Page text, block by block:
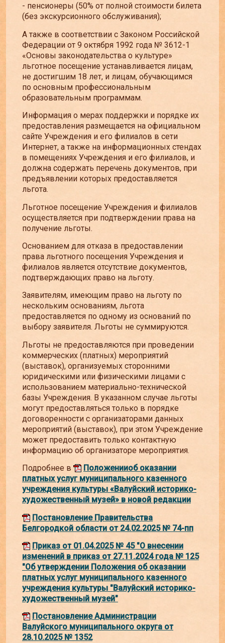
- пенсионеры (50% от полной стоимости билета
(без экскурсионного обслуживания);
А также в соответствии с Законом Российской
Федерации от 9 октября 1992 года № 3612-1
«Основы законодательства о культуре»
льготное посещение устанавливается лицам,
не достигшим 18 лет, и лицам, обучающимся
по основным профессиональным
образовательным программам.
Информация о мерах поддержки и порядке их
предоставления размещается на официальном
сайте Учреждения и его филиалов в сети
Интернет, а также на информационных стендах
в помещениях Учреждения и его филиалов, и
должна содержать перечень документов, при
предъявлении которых предоставляется
льгота.
Льготное посещение Учреждения и филиалов
осуществляется при подтверждении права на
получение льготы.
Основанием для отказа в предоставлении
права льготного посещения Учреждения и
филиалов является отсутствие документов,
подтверждающих право на льготу.
Заявителям, имеющим право на льготу по
нескольким основаниям, льгота
предоставляется по одному из оснований по
выбору заявителя. Льготы не суммируются.
Льготы не предоставляются при проведении
коммерческих (платных) мероприятий
(выставок), организуемых сторонними
юридическими или физическими лицами с
использованием материально-технической
базы Учреждения. В указанном случае льготы
могут предоставляться только в порядке
договоренности с организаторами данных
мероприятий (выставок), при этом Учреждение
может предоставить только контактную
информацию об организаторе мероприятия.
Подробнее в
Положенииоб оказании
платных услуг муниципального казенного
учреждения культуры «Валуйский историко-
художественный музей» в новой редакции
Постановление Правительства
Белгородкой области от 24.02.2025 № 74-пп
Приказ от 01.04.2025 № 45 "О внесении
изменений в приказ от 27.11.2024 года № 125
"Об утверждении Положения об оказании
платных услуг муниципального казенного
учреждения культуры "Валуйский историко-
художественный музей"
Постановление Администрации
Валуйского муниципального округа от
28.10.2025 № 1352